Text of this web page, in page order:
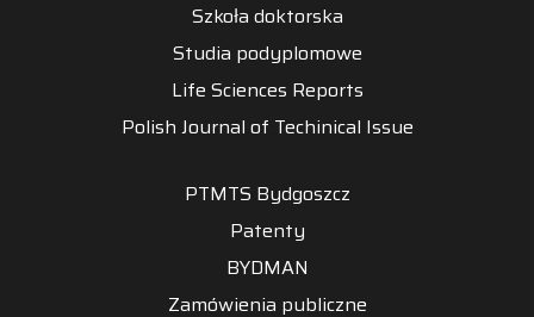
Szkoła doktorska
Studia podyplomowe
Life Sciences Reports
Polish Journal of Techinical Issue
PTMTS Bydgoszcz
Patenty
BYDMAN
Zamówienia publiczne